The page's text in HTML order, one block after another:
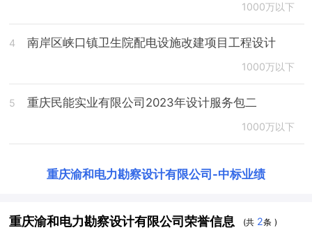
1000万以下
4 南岸区峡口镇卫生院配电设施改建项目工程设计
1000万以下
5 重庆民能实业有限公司2023年设计服务包二
1000万以下
重庆渝和电力勘察设计有限公司 -中标业绩
重庆渝和电力勘察设计有限公司荣誉信息 (共 2条 )